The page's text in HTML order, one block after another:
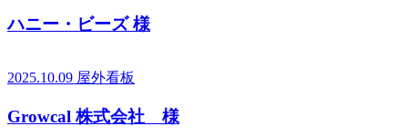
ハニー・ビーズ 様
2025.10.09 屋外看板
Growcal 株式会社 様